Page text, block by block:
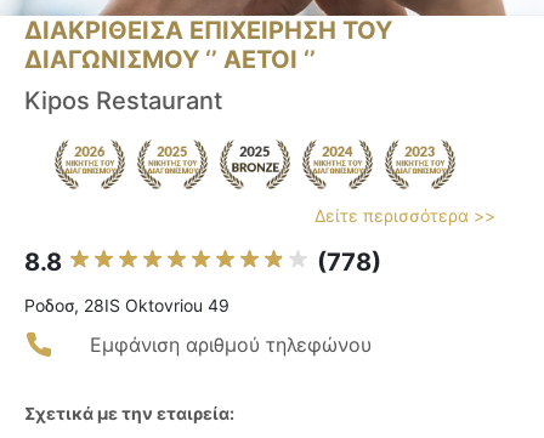
ΔΙΑΚΡΙΘΕΙΣΑ ΕΠΙΧΕΙΡΗΣΗ ΤΟΥ
ΔΙΑΓΩΝΙΣΜΟΥ ‘’ ΑΕΤΟΙ ‘’
Kipos Restaurant
Δείτε περισσότερα >>
8.8 (778)
Ροδοσ, 28IS Oktovriou 49
Εμφάνιση αριθμού τηλεφώνου
Σχετικά με την εταιρεία: